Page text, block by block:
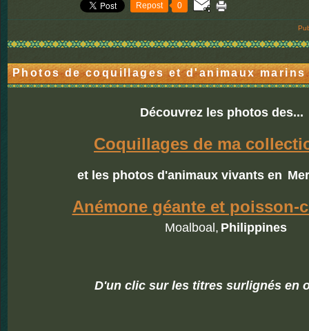
Repost 0
Photos de coquillages et d'animaux marins
Découvrez les photos des...
Coquillages de ma
et les photos d'animaux vivants en
Anémone géante et poisson-
Moalboal, Philippines
D'un clic sur les titres surlignés en